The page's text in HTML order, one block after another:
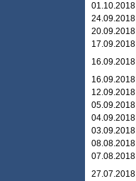
01.10.2018
24.09.2018
20.09.2018
17.09.2018
16.09.2018
16.09.2018
12.09.2018
05.09.2018
04.09.2018
03.09.2018
08.08.2018
07.08.2018
27.07.2018